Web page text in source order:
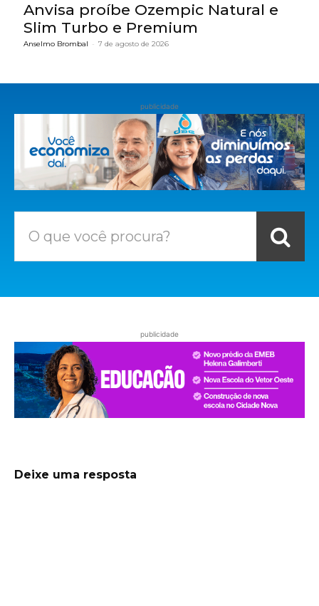
Anvisa proíbe Ozempic Natural e
Slim Turbo e Premium
Anselmo Brombal - 7 de agosto de 2026
publicidade
O que você procura?
publicidade
Deixe uma resposta